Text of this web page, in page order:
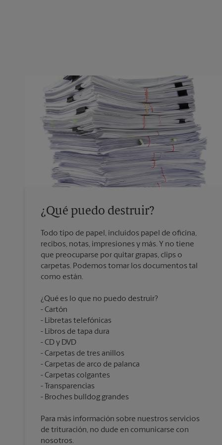
¿Qué puedo destruir?
Todo tipo de papel, incluidos papel de oficina,
recibos, notas, impresiones y más. Y no tiene
que preocuparse por quitar grapas, clips o
carpetas. Podemos tomar los documentos tal
¿Qué es lo que no puedo destruir?
Cartón
Libretas telefónicas
Libros de tapa dura
CD y DVD
Carpetas de tres anillos
Carpetas de arco de palanca
Carpetas colgantes
Transparencias
Para más información sobre nuestros servicios
de trituración, no dude en comunicarse con
nosotros.